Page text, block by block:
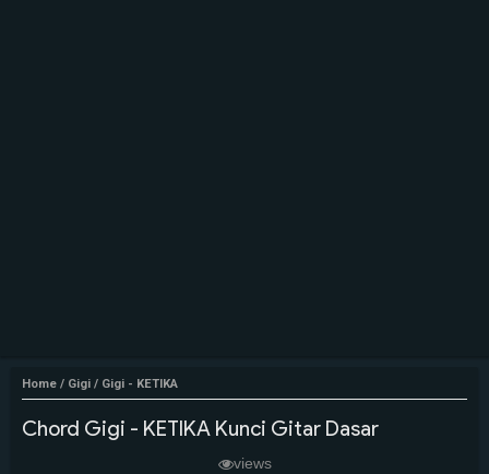
Home / Gigi / Gigi - KETIKA
Chord Gigi - KETIKA Kunci Gitar Dasar
views